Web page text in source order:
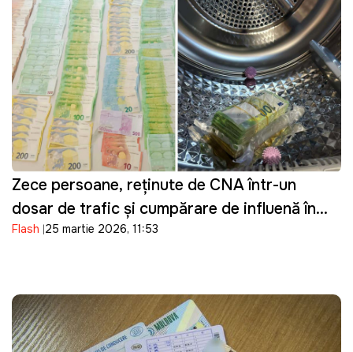
Zece persoane, reținute de CNA într-un
dosar de trafic și cumpărare de influență în
domeniul transportului
Flash 25 martie 2026, 11:53